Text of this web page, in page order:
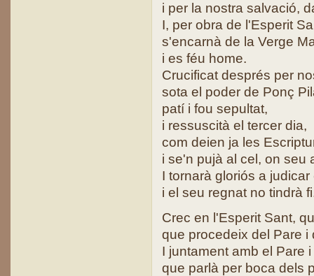
i per la nostra salvació,
I, per obra de l'Esperit
s'encarnà de la Verge
i es féu home.
Crucificat després per
sota el poder de Ponç
patí i fou sepultat,
i ressuscità el tercer dia,
com deien ja les
i se'n pujà al cel, on seu
I tornarà gloriós a
i el seu regnat no tindrà
Crec en l'Esperit Sant,
que procedeix del Pare i
I juntament amb el Pare
que parlà per boca dels